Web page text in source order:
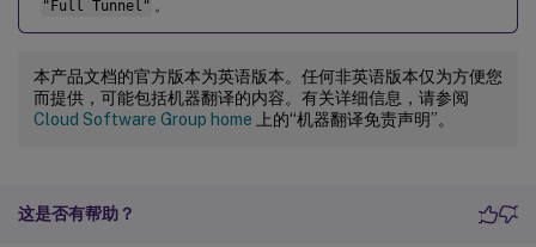
"Full Tunnel" 。
本产品文档的官方版本为英语版本。任何非英语版本仅为方便您
而提供，可能包括机器翻译的内容。有关详细信息，请参阅
Cloud Software Group home 上的“机器翻译免责声明”。
这是否有帮助？